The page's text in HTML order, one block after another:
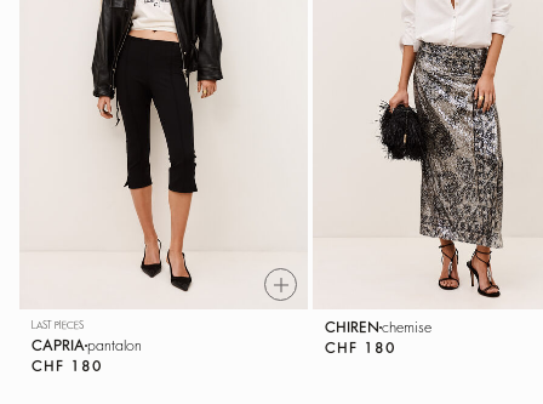
LAST PIECES
CAPRIA pantalon
CHF 180
CHIRENchemise
CHF 180